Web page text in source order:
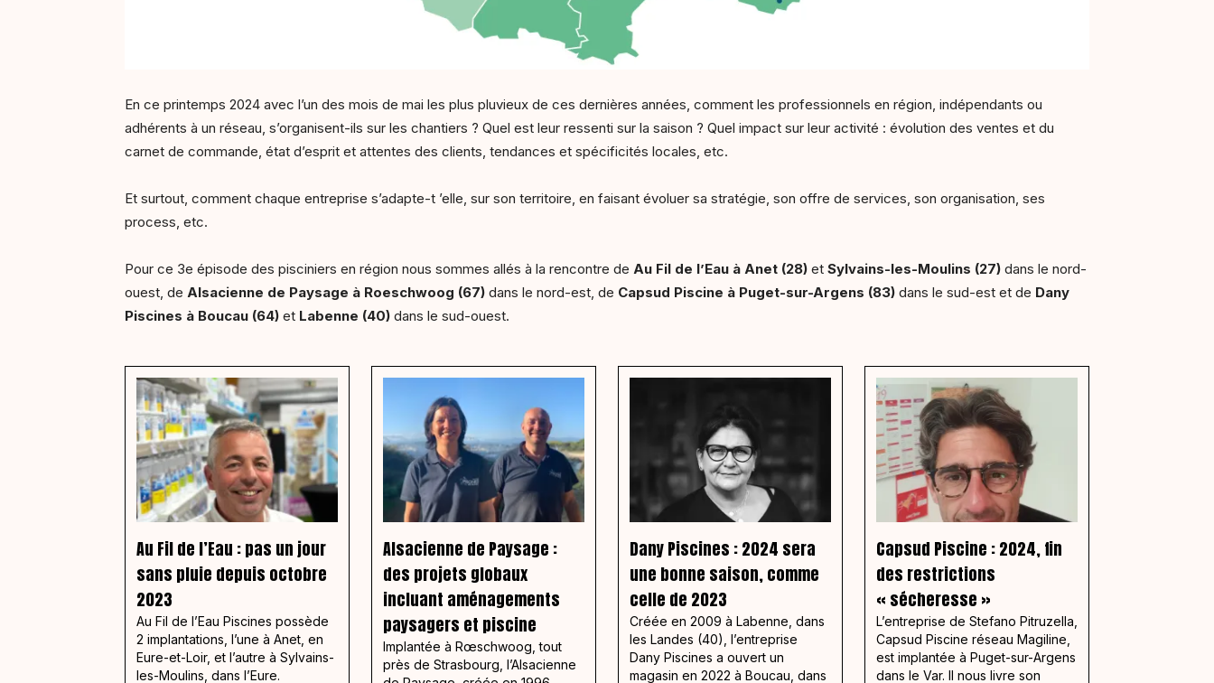
En ce printemps 2024 avec l’un des mois de mai les plus pluvieux de ces dernières années, comment les professionnels en région, indépendants ou
adhérents à un réseau, s’organisent-ils sur les chantiers ? Quel est leur ressenti sur la saison ? Quel impact sur leur activité : évolution des ventes et du
carnet de commande, état d’esprit et attentes des clients, tendances et spécificités locales, etc.
Et surtout, comment chaque entreprise s’adapte-t ’elle, sur son territoire, en faisant évoluer sa stratégie, son offre de services, son organisation, ses
process, etc.
Pour ce 3e épisode des pisciniers en région nous sommes allés à la rencontre de Au Fil de l’Eau à Anet (28) et Sylvains-les-Moulins (27) dans le nord-
ouest, de Alsacienne de Paysage à Roeschwoog (67) dans le nord-est, de Capsud Piscine à Puget-sur-Argens (83) dans le sud-est et de Dany
Piscines à Boucau (64) et Labenne (40) dans le sud-ouest.
Au Fil de l’Eau : pas un jour
sans pluie depuis octobre
2023
Au Fil de l’Eau Piscines possède
2 implantations, l’une à Anet, en
Eure-et-Loir, et l’autre à Sylvains-
les-Moulins, dans l’Eure.
Alsacienne de Paysage :
des projets globaux
incluant aménagements
paysagers et piscine
Implantée à Rœschwoog, tout
près de Strasbourg, l’Alsacienne
Dany Piscines : 2024 sera
une bonne saison, comme
celle de 2023
Créée en 2009 à Labenne, dans
les Landes (40), l’entreprise
Dany Piscines a ouvert un
magasin en 2022 à Boucau, dans
Capsud Piscine : 2024, fin
des restrictions
« sécheresse »
L’entreprise de Stefano Pitruzella,
Capsud Piscine réseau Magiline,
est implantée à Puget-sur-Argens
dans le Var. Il nous livre son